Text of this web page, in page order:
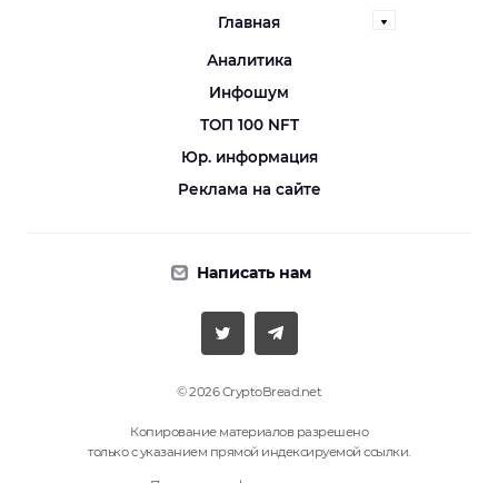
Главная
Аналитика
Инфошум
ТОП 100 NFT
Юр. информация
Реклама на сайте
Написать нам
© 2026 CryptoBread.net
Копирование материалов разрешено
только с указанием прямой индексируемой ссылки.